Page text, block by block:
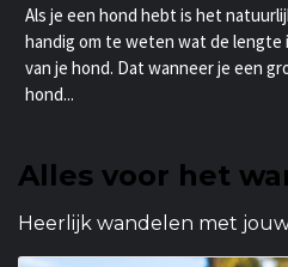
Als je een hond hebt is het
handig om te weten wat de lengte
van je hond. Dat wanneer je een
hond...
Alles voor het
Heerlijk wandelen met